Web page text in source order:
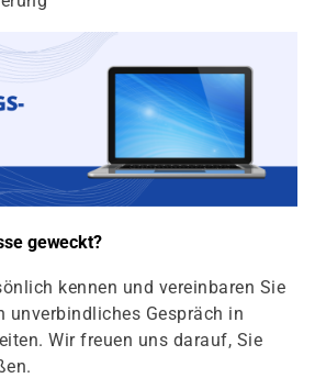
geweckt?
kennen und vereinbaren Sie
unverbindliches Gespräch in
Wir freuen uns darauf, Sie